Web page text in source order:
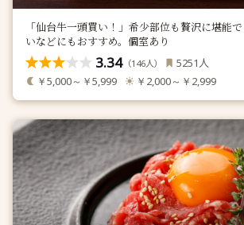
「仙台牛一頭買い！」希少部位も贅沢に堪能
いなどにもおすすめ。個室あり
3.34（146人） 5251 人
￥5,000～￥5,999 ￥2,000～￥2,999